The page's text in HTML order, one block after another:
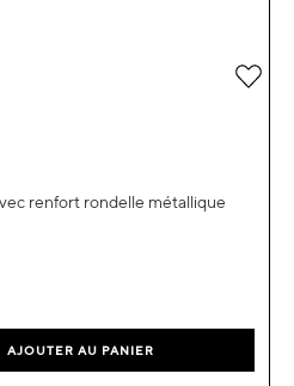
renfort rondelle métallique
AJOUTER AU PANIER